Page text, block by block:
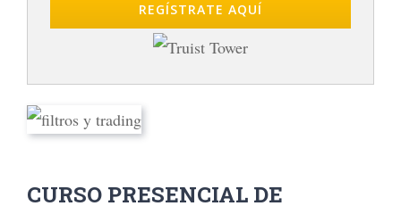
REGÍSTRATE AQUÍ
CURSO PRESENCIAL DE